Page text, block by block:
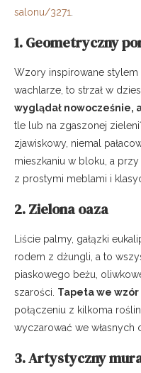
salonu/3271
1. Geometryczny
Wzory inspirowane
wachlarze, to strzał w
wyglądał nowocześnie,
tle lub na zgaszonej
zjawiskowy, niemal
mieszkaniu w bloku, a
z prostymi meblami i
2. Zielona oaza
Liście palmy, gałązki
rodem z dżungli, a to
piaskowego beżu,
szarości. Tapeta we
połączeniu z kilkoma
wyczarować we własnych
3. Artystyczny